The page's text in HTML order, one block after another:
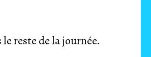
le reste de la journée.